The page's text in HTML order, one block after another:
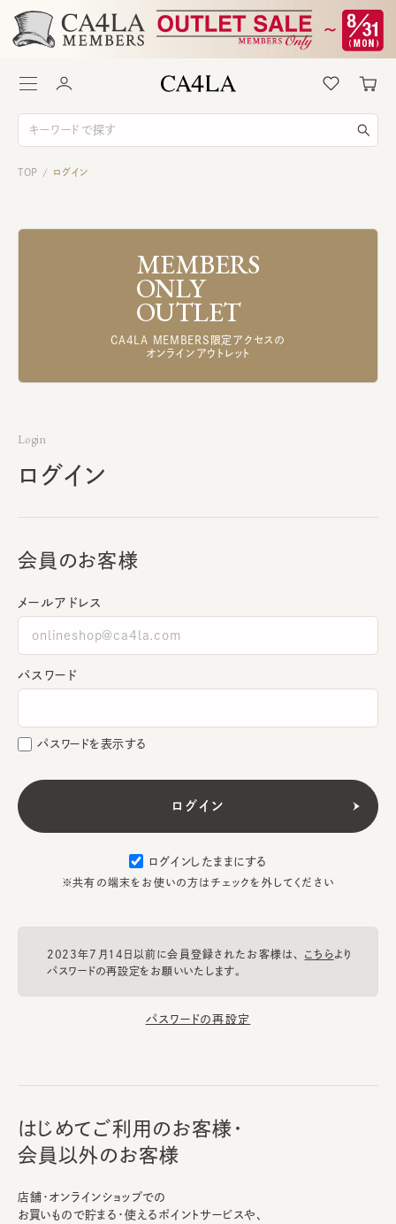
TOP / ログイン
MEMBERS
ONLY
OUTLET
CA4LA MEMBERS限定アクセスの
オンラインアウトレット
Login
ログイン
会員のお客様
メールアドレス
パスワード
パスワードを表示する
ログインしたままにする
※共有の端末をお使いの方はチェックを外してください
2023年7月14日以前に会員登録されたお客様は、 こちらより
パスワードの再設定をお願いいたします。
パスワードの再設定
はじめてご利用のお客様・
会員以外のお客様
店舗・オンラインショップでの
お買いもので貯まる・使えるポイントサービスや、